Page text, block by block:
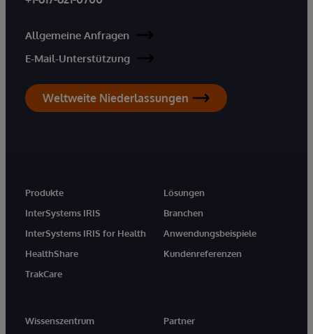
Allgemeine Anfragen
E-Mail-Unterstützung
Weltweite Niederlassungen
Produkte
InterSystems IRIS
InterSystems IRIS for Health
HealthShare
TrakCare
Lösungen
Branchen
Anwendungsbeispiele
Kundenreferenzen
Wissenszentrum
Partner